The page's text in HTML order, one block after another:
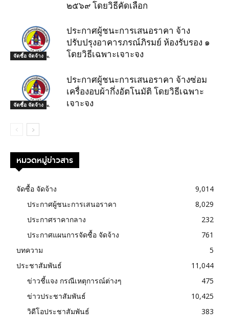
๒๕๖๙ โดยวิธีคัดเลือก
จัดซื้อ จัดจ้าง
ประกาศผู้ชนะการเสนอราคา จ้าง
ปรับปรุงอาคารภรณ์ภิรมย์ ห้องรับรอง ๑
โดยวิธีเฉพาะเจาะจง
จัดซื้อ จัดจ้าง
ประกาศผู้ชนะการเสนอราคา จ้างซ่อม
เครื่องอบผ้ากึ่งอัตโนมัติ โดยวิธีเฉพาะ
เจาะจง
หมวดหมู่ข่าวสาร
จัดซื้อ จัดจ้าง
9,014
ประกาศผู้ชนะการเสนอราคา
8,029
ประกาศราคากลาง
232
ประกาศแผนการจัดซื้อ จัดจ้าง
761
บทความ
5
ประชาสัมพันธ์
11,044
ข่าวชี้แจง กรณีเหตุการณ์ต่างๆ
475
ข่าวประชาสัมพันธ์
10,425
วิดีโอประชาสัมพันธ์
383